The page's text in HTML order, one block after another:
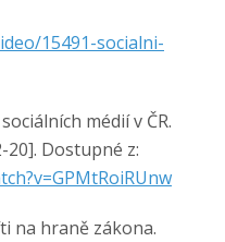
15491-socialni-
médií v ČR.
20]. Dostupné z:
na hraně zákona.